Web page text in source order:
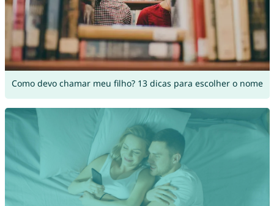
Como devo chamar meu filho? 13 dicas para escolher o nome